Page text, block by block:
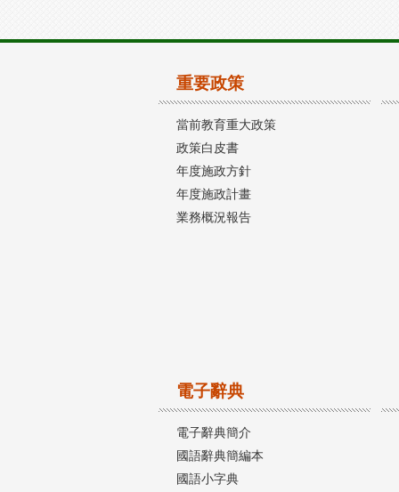
重要政策
當前教育重大政策
政策白皮書
年度施政方針
年度施政計畫
業務概況報告
電子辭典
電子辭典簡介
國語辭典簡編本
國語小字典